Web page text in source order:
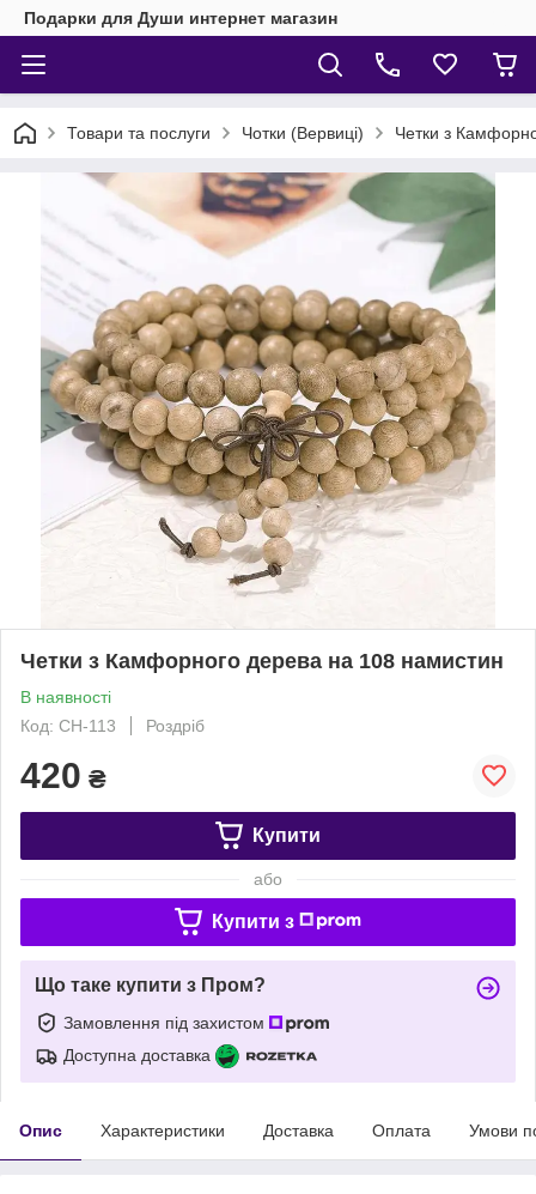
Подарки для Души интернет магазин
Товари та послуги Чотки (Вервиці) Четки з
Четки з Камфорного дерева на 108 намистин
В наявності
Код: CH-113
Роздріб
420 ₴
Купити
або
Купити з
Що таке купити з Пром?
Замовлення під захистом
Доступна доставка
Опис Характеристики Доставка Оплата Умови